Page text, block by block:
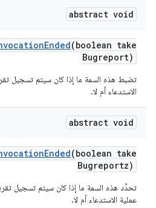
abstract void
Ended(boolean take
Bugreport)
تضبط هذه السمة ما إذا كان سيتم تسجيل
الاستدعاء أم لا.
abstract void
Ended(boolean take
Bugreportz)
عملية الاستدعاء أم لا.